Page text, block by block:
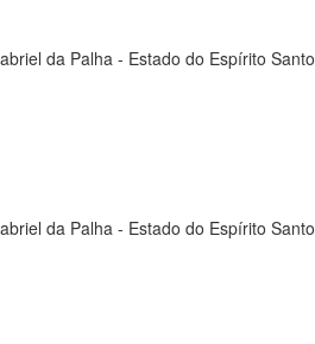
da Palha - Estado do Espírito Santo
da Palha - Estado do Espírito Santo